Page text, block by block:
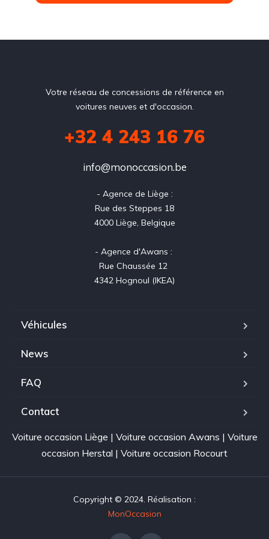
Votre réseau de concessions de référence en
voitures neuves et d'occasion.
+32 4 243 16 76
info@monoccasion.be
- Agence de Liège :
Rue des Steppes 18
4000 Liège, Belgique
- Agence d'Awans :
Rue Chaussée 12
4342 Hognoul (IKEA)
Véhicules
News
FAQ
Contact
Voiture occasion Liège | Voiture occasion Awans | Voiture
occasion Herstal | Voiture occasion Rocourt
Copyright © 2024. Réalisation :
MonOccasion